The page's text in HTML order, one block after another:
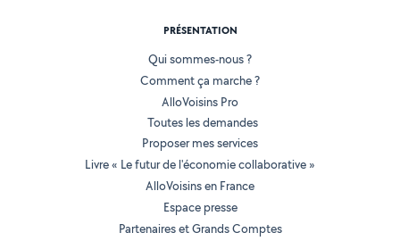
PRÉSENTATION
Qui sommes-nous ?
Comment ça marche ?
AlloVoisins Pro
Toutes les demandes
Proposer mes services
Livre « Le futur de l'économie collaborative »
AlloVoisins en France
Espace presse
Partenaires et Grands Comptes